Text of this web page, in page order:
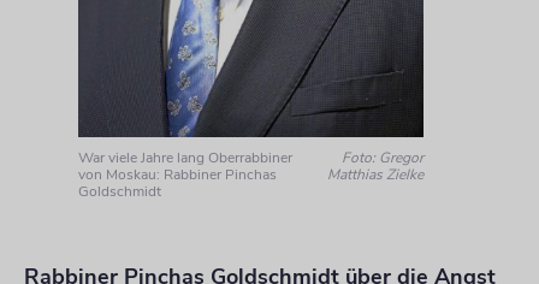
War viele Jahre lang Oberrabbiner
von Moskau: Rabbiner Pinchas
Goldschmidt
Foto: Gregor
Matthias Zielke
Rabbiner Pinchas Goldschmidt über die Angst